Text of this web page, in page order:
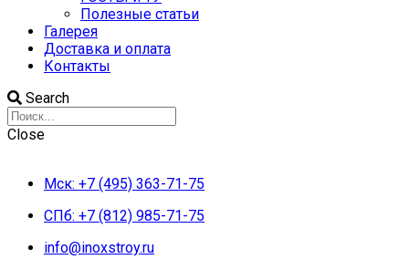
Полезные статьи
Галерея
Доставка и оплата
Контакты
Search
Close
Мск: +7 (495) 363-71-75
СПб: +7 (812) 985-71-75
info@inoxstroy.ru